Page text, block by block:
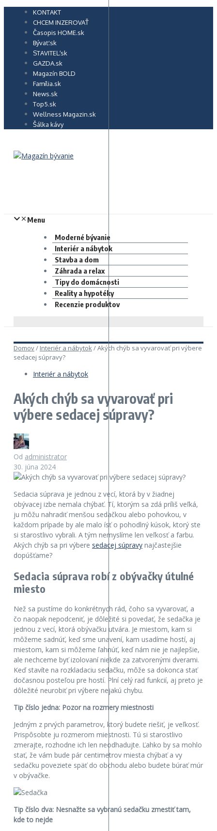
Preskočiť
KONTAKT
CHCEM INZEROVAŤ
Časopis HOME.sk
Bývať.sk
STAVITEĽ.sk
GAZDA.sk
Magazín BOLD
Família.sk
News.sk
Top5.sk
Wellness Magazin.sk
Šálka kávy
Menu
Moderné bývanie
Interiér a nábytok
Stavba a dom
Záhrada a relax
Tipy do domácnosti
Reality a hypotéky
Recenzie produktov
Domov/ Interiér a nábytok/Akých chýb sa vyvarovať pri výbere
sedacej súpravy?
Interiér a nábytok
Akých chýb sa vyvarovať pri
výbere sedacej súpravy?
Od administrator
30. júna 2024
Sedacia súprava je jednou z vecí, ktorá by v žiadnej
obývacej izbe nemala chýbať. Tí, ktorým sa zdá príliš veľká,
ju môžu nahradiť menšou sedačkou alebo pohovkou, v
každom prípade by ale malo ísť o pohodlný kúsok, ktorý ste
si starostlivo vybrali. A tým nemyslíme len veľkosť a farbu.
Akých chýb sa pri výbere sedacej súpravy najčastejšie
dopúšťame?
Sedacia súprava robí z obývačky útulné
miesto
Než sa pustíme do konkrétnych rád, čoho sa vyvarovať, a
čo naopak nepodceniť, je dôležité si povedať, že sedačka je
jednou z vecí, ktorá obývačku utvára. Je miestom, kam si
môžeme sadnúť, keď sme unavení, kam usadíme hostí, aj
miestom, kam si môžeme ľahnúť, keď nám nie je najlepšie,
ale nechceme byť izolovaní niekde za zatvorenými dverami.
Keď stavíte na rozkladaciu sedačku, môže sa dokonca stať
dočasnou posteľou pre hostí. Plní celý rad funkcií, aj preto je
dôležité neurobiť pri výbere nejakú chybu.
Tip číslo jedna: Pozor na rozmery miestnosti
Jedným z prvých parametrov, ktorý budete riešiť, je veľkosť.
Prispôsobte ju rozmerom miestnosti. Tú si starostlivo
zmerajte, rozhodne ich len neodhadujte. Ľahko by sa mohlo
stať, že vám bude pár centimetrov miesta chýbať a vy
sedačku poveziete späť do obchodu alebo budete búrať múr
v obývačke.
Tip číslo dva: Nesnažte sa vybranú sedačku zmestiť tam,
kde to nejde